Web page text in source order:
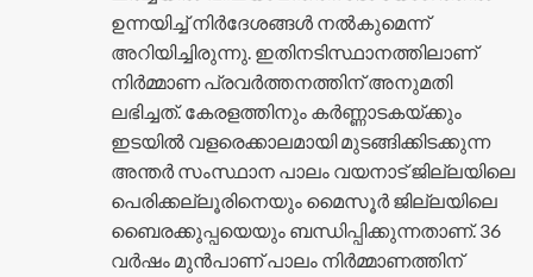
ഉന്നയിച്ച് നിർദേശങ്ങൾ നൽകുമെന്ന്
അറിയിച്ചിരുന്നു. ഇതിനടിസ്ഥാനത്തിലാണ്
നിർമ്മാണ പ്രവർത്തനത്തിന് അനുമതി
ലഭിച്ചത്. കേരളത്തിനും കർണ്ണാടകയ്ക്കും
ഇടയിൽ വളരെക്കാലമായി മുടങ്ങിക്കിടക്കുന്ന
അന്തർ സംസ്ഥാന പാലം വയനാട് ജില്ലയിലെ
പെരിക്കല്ലൂരിനെയും മൈസൂർ ജില്ലയിലെ
ബൈരക്കുപ്പയെയും ബന്ധിപ്പിക്കുന്നതാണ്. 36
വർഷം മുൻപാണ് പാലം നിർമ്മാണത്തിന്